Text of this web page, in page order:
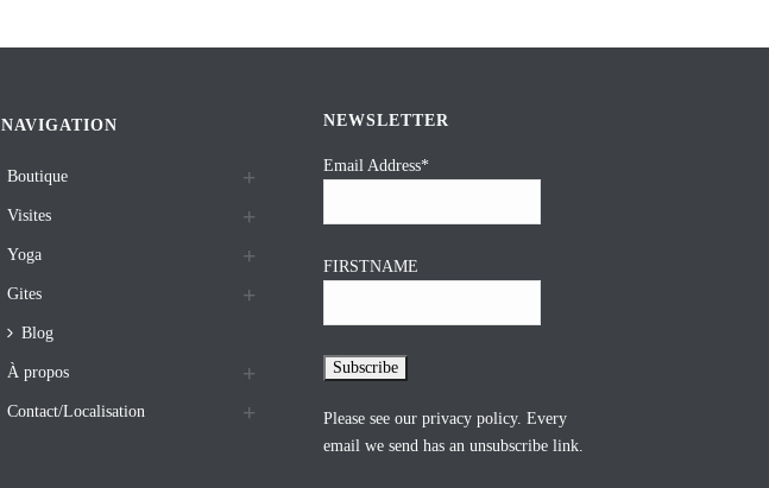
NAVIGATION
Boutique
Visites
Yoga
Gites
Blog
À propos
Contact/Localisation
NEWSLETTER
Email Address*
FIRSTNAME
Please see our privacy policy. Every
email we send has an unsubscribe link.